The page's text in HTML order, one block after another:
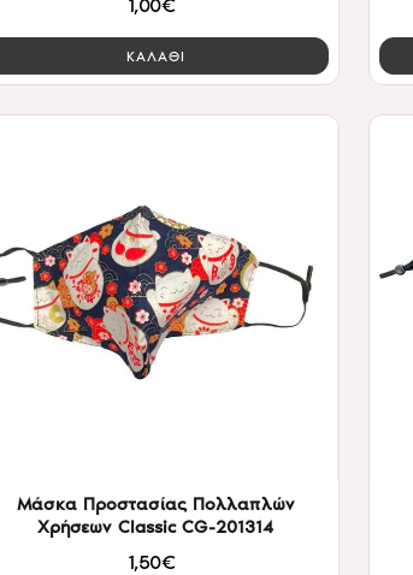
1,00€
ΚΑΛΑΘΙ
Μάσκα Προστασίας Πολλαπλών
Χρήσεων Classic CG-201314
1,50€